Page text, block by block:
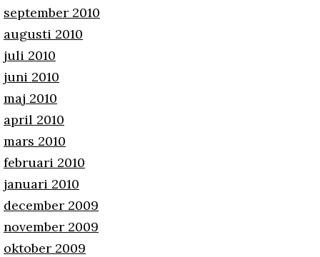
september 2010
augusti 2010
juli 2010
juni 2010
maj 2010
april 2010
mars 2010
februari 2010
januari 2010
december 2009
november 2009
oktober 2009